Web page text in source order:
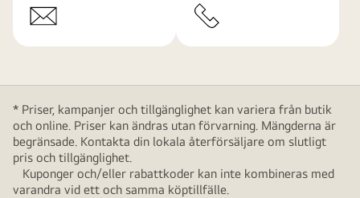
* Priser, kampanjer och tillgänglighet kan variera från butik
och online. Priser kan ändras utan förvarning. Mängderna är
begränsade. Kontakta din lokala återförsäljare om slutligt
pris och tillgänglighet.
Kuponger och/eller rabattkoder kan inte kombineras med
varandra vid ett och samma köptillfälle.